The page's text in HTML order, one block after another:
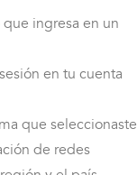
ingresa en un
en tu cuenta
que seleccionaste
de redes